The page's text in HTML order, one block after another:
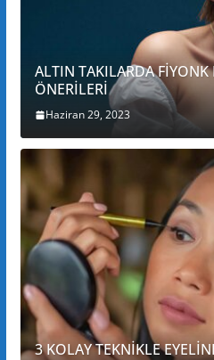
ALTIN TAKILARDA
ÖNERİLERİ
Haziran 29, 2023
3 KOLAY TEKNİKLE